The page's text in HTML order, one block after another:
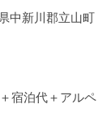
中新川郡立山町
＋宿泊代＋アルペ